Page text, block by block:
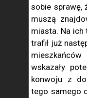
sobie sprawę,
muszą
miasta. Na ich
trafił już
wskazały
konwoju z
tego samego